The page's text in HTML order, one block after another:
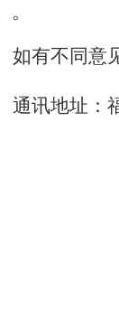
。
如有不同意
通讯地址：